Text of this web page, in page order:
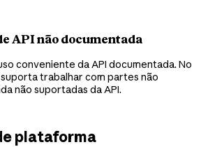
API não documentada
conveniente da API documentada. No
trabalhar com partes não
não suportadas da API.
plataforma